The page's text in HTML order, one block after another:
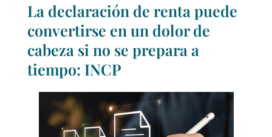
La declaración de renta puede
convertirse en un dolor de
cabeza si no se prepara a
tiempo: INCP